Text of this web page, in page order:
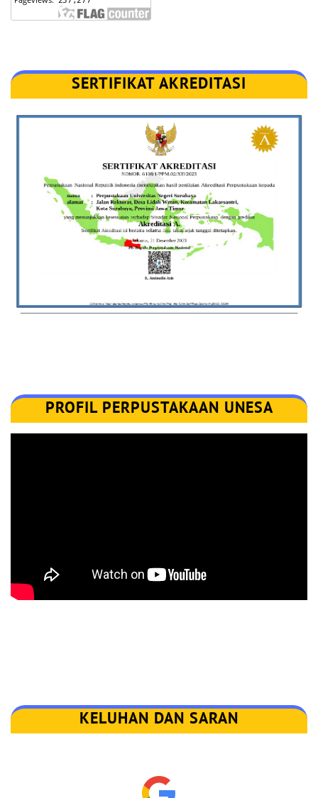
SERTIFIKAT AKREDITASI
PROFIL PERPUSTAKAAN UNESA
KELUHAN DAN SARAN